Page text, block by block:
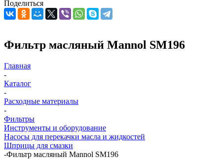
Поделиться
Фильтр масляный Mannol SM196
Главная
-
Каталог
-
Расходные материалы
-
Фильтры
Инструменты и оборудование
Насосы для перекачки масла и жидкостей
Шприцы для смазки
-Фильтр масляный Mannol SM196